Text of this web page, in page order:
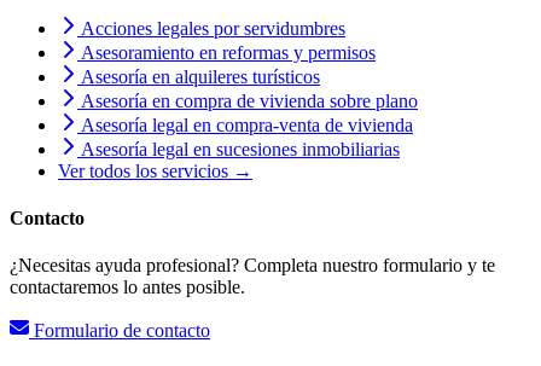
Acciones legales por servidumbres
Asesoramiento en reformas y permisos
Asesoría en alquileres turísticos
Asesoría en compra de vivienda sobre plano
Asesoría legal en compra-venta de vivienda
Asesoría legal en sucesiones inmobiliarias
Ver todos los servicios →
Contacto
¿Necesitas ayuda profesional? Completa nuestro formulario y te
contactaremos lo antes posible.
Formulario de contacto